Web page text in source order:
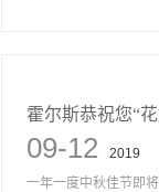
霍尔斯恭祝您“
09-12
2019
一年一度中秋佳节即